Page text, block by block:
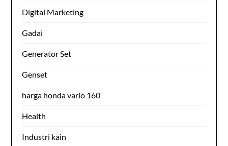
Digital Marketing
Gadai
Generator Set
Genset
harga honda vario 160
Health
Industri kain